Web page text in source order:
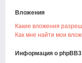
Вложения
Какие вложения
Как мне найти мои
Информация о phpBB3